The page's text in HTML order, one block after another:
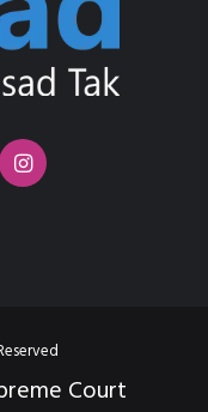
Instagram
Court